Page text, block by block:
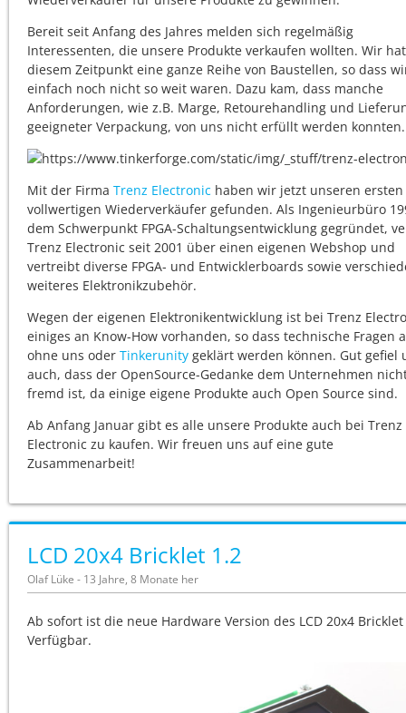
Bereit seit Anfang des Jahres melden sich regelmäßig
Interessenten, die unsere Produkte verkaufen wollten. Wir
diesem Zeitpunkt eine ganze Reihe von Baustellen, so dass
einfach noch nicht so weit waren. Dazu kam, dass manche
Anforderungen, wie z.B. Marge, Retourehandling und
geeigneter Verpackung, von uns nicht erfüllt werden konnten.
Mit der Firma Trenz Electronic haben wir jetzt unseren ersten
vollwertigen Wiederverkäufer gefunden. Als Ingenieurbüro
dem Schwerpunkt FPGA-Schaltungsentwicklung gegründet,
Trenz Electronic seit 2001 über einen eigenen Webshop und
vertreibt diverse FPGA- und Entwicklerboards sowie
weiteres Elektronikzubehör.
Wegen der eigenen Elektronikentwicklung ist bei Trenz
einiges an Know-How vorhanden, so dass technische Fragen
ohne uns oder Tinkerunity geklärt werden können. Gut gefiel
auch, dass der OpenSource-Gedanke dem Unternehmen
fremd ist, da einige eigene Produkte auch Open Source sind.
Ab Anfang Januar gibt es alle unsere Produkte auch bei Trenz
Electronic zu kaufen. Wir freuen uns auf eine gute
Zusammenarbeit!
LCD 20x4 Bricklet 1.2
Olaf Lüke - 13 Jahre, 8 Monate her
Ab sofort ist die neue Hardware Version des LCD 20x4 Bricklet
Verfügbar.